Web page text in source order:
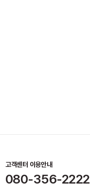
고객센터 이용안내
080-356-2222